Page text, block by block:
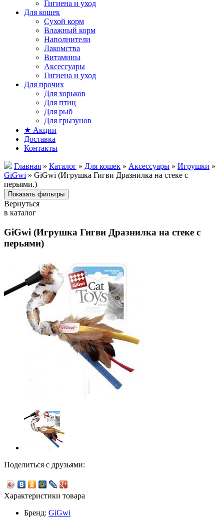
Гигиена и уход
Для кошек
Сухой корм
Влажный корм
Наполнители
Лакомства
Витамины
Аксессуары
Гигиена и уход
Для прочих
Для хорьков
Для птиц
Для рыб
Для грызунов
★ Акции
Доставка
Контакты
Главная » Каталог » Для кошек » Аксессуары » Игрушки »
GiGwi » GiGwi (Игрушка Гигви Дразнилка на стеке с
перьями.)
Вернуться
в каталог
GiGwi (Игрушка Гигви Дразнилка на стеке с
перьями)
Поделиться с друзьями:
Характеристики товара
Бренд: GiGwi